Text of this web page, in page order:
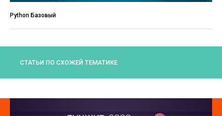
Python Базовый
СТАТЬИ ПО СХОЖЕЙ ТЕМАТИКЕ